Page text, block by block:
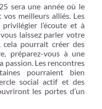
sera une année où le
meilleurs alliés. Les
l’écoute et à
laissez parler votre
pourrait créer des
préparez-vous à une
passion. Les rencontres
pourraient bien
social actif et des
les portes d’un